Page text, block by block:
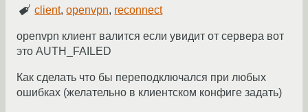
client,openvpn, reconnect
openvpn клиент валится если увидит от сервера вот
это AUTH_FAILED
Как сделать что бы переподключался при любых
ошибках (желательно в клиентском конфиге задать)